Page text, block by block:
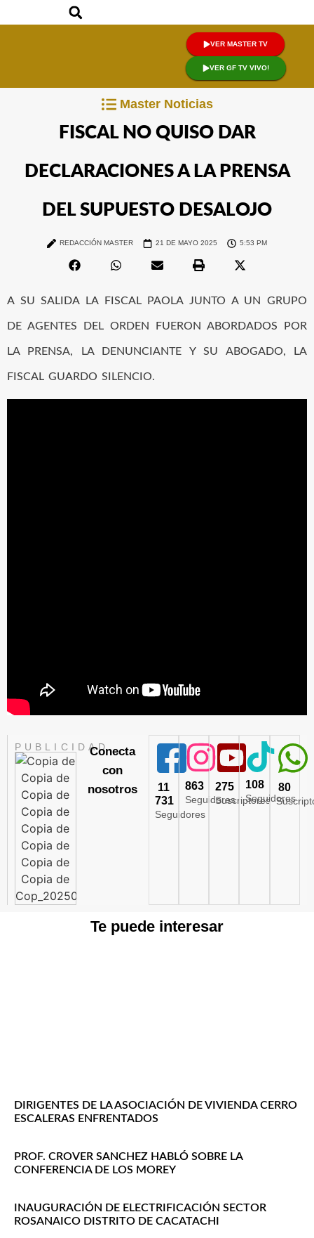
VER MASTER TV
VER GF TV VIVO!
Master Noticias
FISCAL NO QUISO DAR
DECLARACIONES A LA PRENSA
DEL SUPUESTO DESALOJO
REDACCIÓN MASTER 21 DE MAYO 2025 5:53 PM
A SU SALIDA LA FISCAL PAOLA JUNTO A UN GRUPO
DE AGENTES DEL ORDEN FUERON ABORDADOS POR
LA PRENSA, LA DENUNCIANTE Y SU ABOGADO, LA
FISCAL GUARDO SILENCIO.
PUBLICIDADConecta
con
nosotros
11
731
Seguidores
863
Seguidores
275
Suscriptores
108
Seguidores
80
Te puede interesar
DIRIGENTES DE LA ASOCIACIÓN DE VIVIENDA CERRO
ESCALERAS ENFRENTADOS
PROF. CROVER SANCHEZ HABLÓ SOBRE LA
CONFERENCIA DE LOS MOREY
INAUGURACIÓN DE ELECTRIFICACIÓN SECTOR
ROSANAICO DISTRITO DE CACATACHI